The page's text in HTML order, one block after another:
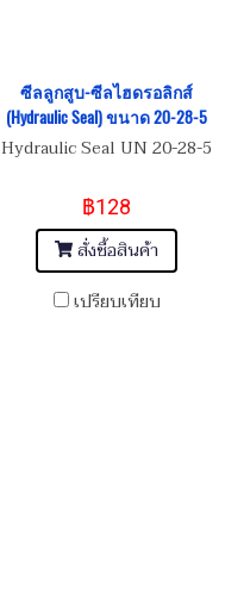
ซีลลูกสูบ-ซีลไฮดรอลิกส์
(Hydraulic Seal) ขนาด 20-28-5
Hydraulic Seal UN 20-28-5
฿128
สั่งซื้อสินค้า
เปรียบเทียบ